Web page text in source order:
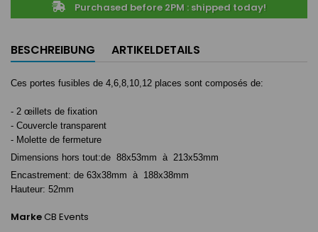
Purchased before 2PM : shipped today!
BESCHREIBUNG ARTIKELDETAILS
Ces portes fusibles de 4,6,8,10,12 places sont composés de:
- 2 œillets de fixation
- Couvercle transparent
- Molette de fermeture
Dimensions hors tout:de 88x53mm à 213x53mm
Encastrement: de 63x38mm à 188x38mm
Hauteur: 52mm
MarkeCB Events